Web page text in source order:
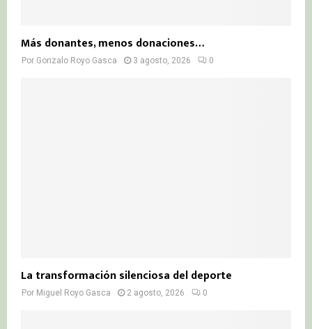
Más donantes, menos donaciones…
Por Gonzalo Royo Gasca 3 agosto, 2026 0
La transformación silenciosa del deporte
Por Miguel Royo Gasca 2 agosto, 2026 0